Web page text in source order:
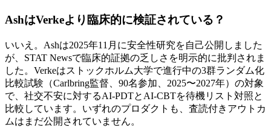
AshはVerkeより臨床的に検証されている？
いいえ。Ashは2025年11月に安全性研究を自己公開しました
が、STAT Newsで臨床的証拠の乏しさを明示的に批判されま
した。Verkeはストックホルム大学で進行中の3群ランダム化
比較試験（Carlbring監督、90名参加、2025〜2027年）の対象
で、社交不安に対するAI-PDTとAI-CBTを待機リスト対照と
比較しています。いずれのプロダクトも、査読付きアウトカ
ムはまだ公開されていません。